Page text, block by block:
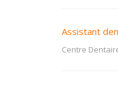
Assistant
Centre